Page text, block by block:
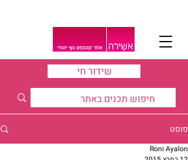
שידור חי
פוסט
Roni Ayalon